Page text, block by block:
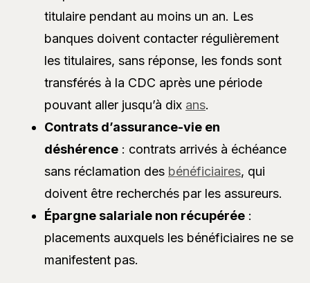
titulaire pendant au moins un an. Les
banques doivent contacter régulièrement
les titulaires, sans réponse, les fonds sont
transférés à la CDC après une période
pouvant aller jusqu’à dix ans.
Contrats d’assurance-vie en
déshérence : contrats arrivés à échéance
sans réclamation des bénéficiaires, qui
doivent être recherchés par les assureurs.
Épargne salariale non récupérée :
placements auxquels les bénéficiaires ne se
manifestent pas.